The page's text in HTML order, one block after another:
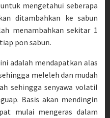
mengetahui seberapa
ditambahkan ke sabun
menambahkan sekitar 1
pon sabun.
adalah mendapatkan alas
meleleh dan mudah
sehingga senyawa volatil
Basis akan mendingin
mulai mengeras dalam